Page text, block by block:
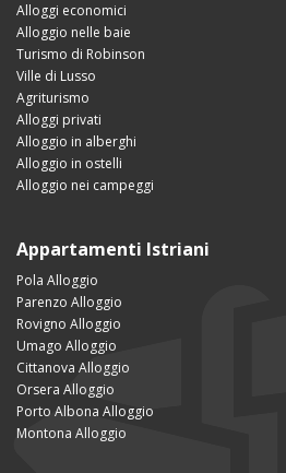
Alloggi economici
Alloggio nelle baie
Turismo di Robinson
Ville di Lusso
Agriturismo
Alloggi privati
Alloggio in alberghi
Alloggio in ostelli
Alloggio nei campeggi
Appartamenti Istriani
Pola Alloggio
Parenzo Alloggio
Rovigno Alloggio
Umago Alloggio
Cittanova Alloggio
Orsera Alloggio
Porto Albona Alloggio
Montona Alloggio